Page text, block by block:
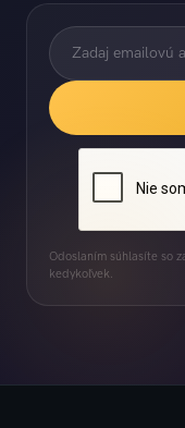
Odoslaním súhlasíte so
kedykoľvek.